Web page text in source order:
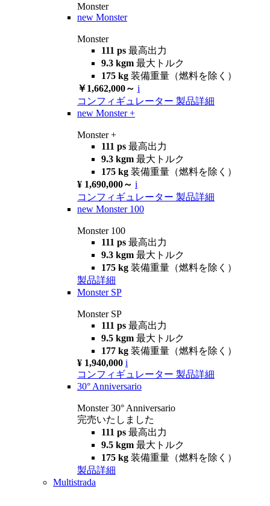
Monster
new Monster
Monster
111 ps 最高出力
9.3 kgm 最大トルク
175 kg 装備重量（燃料を除く）
￥1,662,000～ i
コンフィギュレーター 製品詳細
new Monster +
Monster +
111 ps 最高出力
9.3 kgm 最大トルク
175 kg 装備重量（燃料を除く）
¥ 1,690,000～ i
コンフィギュレーター 製品詳細
new Monster 100
Monster 100
111 ps 最高出力
9.3 kgm 最大トルク
175 kg 装備重量（燃料を除く）
製品詳細
Monster SP
Monster SP
111 ps 最高出力
9.5 kgm 最大トルク
177 kg 装備重量（燃料を除く）
¥ 1,940,000 i
コンフィギュレーター 製品詳細
30° Anniversario
Monster 30° Anniversario
完売いたしました
111 ps 最高出力
9.5 kgm 最大トルク
175 kg 装備重量（燃料を除く）
製品詳細
Multistrada